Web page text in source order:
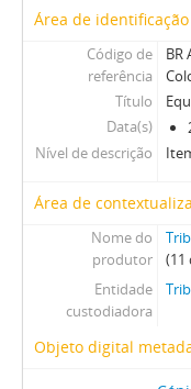
Área de identificação
Código de
referência
BR
Título
Data(s)
Nível de descrição
Área de
Nome do
produtor
(11
Entidade
custodiadora
Objeto digital